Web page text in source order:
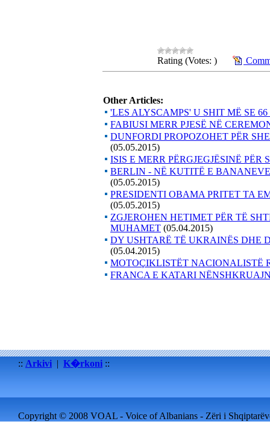
Rating (Votes: )
Other Articles:
'LES ALYSCAMPS' U SHIT MË SE
FABIUSI MERR PJESË NË
DUNFORDI PROPOZOHET PËR
(05.05.2015)
ISIS E MERR PËRGJEGJËSINË PËR
BERLIN - NË KUTITË E
(05.05.2015)
PRESIDENTI OBAMA PRITET TA
(05.05.2015)
ZGJEROHEN HETIMET PËR TË
MUHAMET (05.04.2015)
DY USHTARË TË UKRAINËS DHE
(05.04.2015)
MOTOÇIKLISTËT NACIONALISTË
FRANCA E KATARI
:: Arkivi | K�rkoni ::
Copyright © 2008 VOAL - Voice of Albanians - Zëri i